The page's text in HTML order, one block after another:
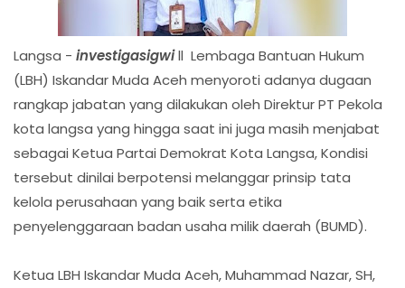
Langsa - investigasigwill Lembaga Bantuan Hukum
(LBH) Iskandar Muda Aceh menyoroti adanya dugaan
rangkap jabatan yang dilakukan oleh Direktur PT Pekola
kota langsa yang hingga saat ini juga masih menjabat
sebagai Ketua Partai Demokrat Kota Langsa, Kondisi
tersebut dinilai berpotensi melanggar prinsip tata
kelola perusahaan yang baik serta etika
penyelenggaraan badan usaha milik daerah (BUMD).
‎Ketua LBH Iskandar Muda Aceh, Muhammad Nazar, SH,